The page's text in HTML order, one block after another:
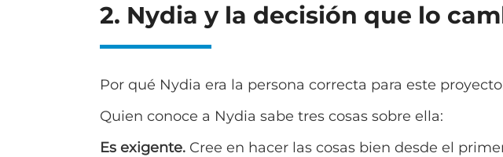
2. Nydia y la decisión que lo
Por qué Nydia era la persona correcta para este
Quien conoce a Nydia sabe tres cosas sobre ella:
Es exigente. Cree en hacer las cosas bien desde el